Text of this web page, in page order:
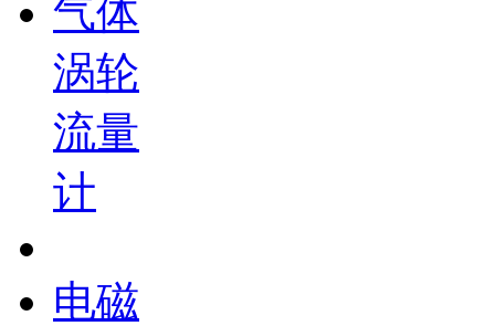
气体
涡轮
流量
计
电磁